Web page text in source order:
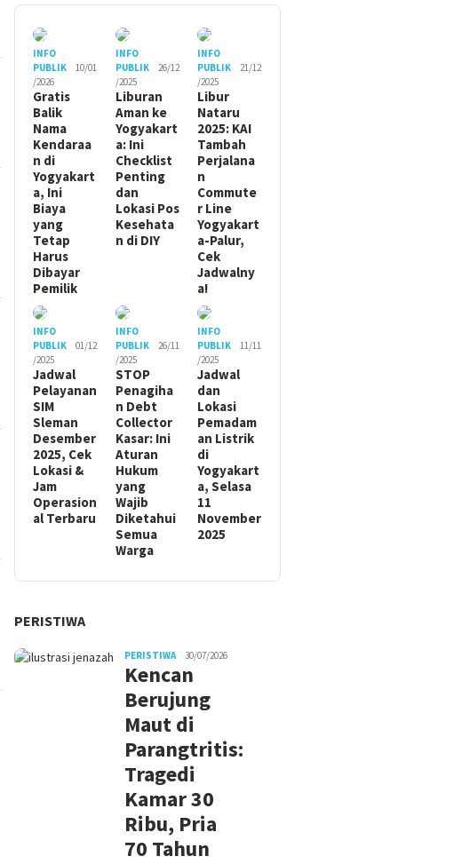
INFO
PUBLIK
10/01
/2026
Gratis
Balik
Nama
Kendaraa
n di
Yogyakart
a, Ini
Biaya
yang
Tetap
Harus
Dibayar
Pemilik
INFO
PUBLIK
26/12
/2025
Liburan
Aman ke
Yogyakart
a: Ini
Checklist
Penting
dan
Lokasi Pos
Kesehata
n di DIY
INFO
PUBLIK
21/12
/2025
Libur
Nataru
2025: KAI
Tambah
Perjalana
n
Commute
r Line
Yogyakart
a-Palur,
Cek
Jadwalny
a!
INFO
PUBLIK
01/12
/2025
Jadwal
Pelayanan
SIM
Sleman
Desember
2025, Cek
Lokasi &
Jam
Operasion
al Terbaru
INFO
PUBLIK
26/11
/2025
STOP
Penagiha
n Debt
Collector
Kasar: Ini
Aturan
Hukum
yang
Wajib
Diketahui
Semua
Warga
INFO
PUBLIK
11/11
/2025
Jadwal
dan
Lokasi
Pemadam
an Listrik
di
Yogyakart
a, Selasa
11
November
2025
PERISTIWA
PERISTIWA 30/07/2026
Kencan
Berujung
Maut di
Parangtritis:
Tragedi
Kamar 30
Ribu, Pria
70 Tahun